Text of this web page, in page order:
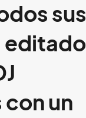
sus
editado
con un